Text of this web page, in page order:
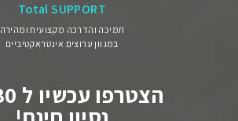
Total SUPPORT
תמיכה והדרכה מקצועית ומהירה
במגוון ערוצים אינטראקטיביים